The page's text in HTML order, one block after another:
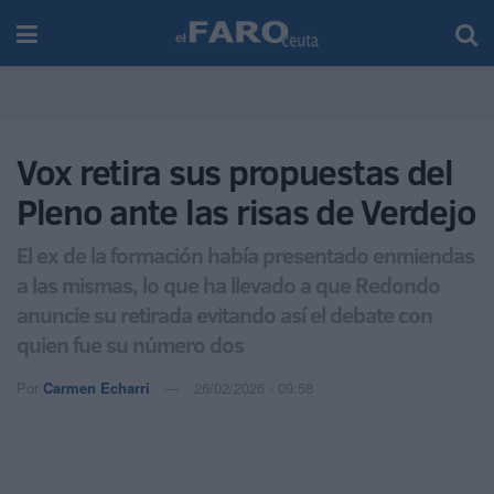
Vox retira sus propuestas del
Pleno ante las risas de Verdejo
El ex de la formación había presentado enmiendas
a las mismas, lo que ha llevado a que Redondo
anuncie su retirada evitando así el debate con
quien fue su número dos
Por Carmen Echarri 26/02/2026 - 09:58